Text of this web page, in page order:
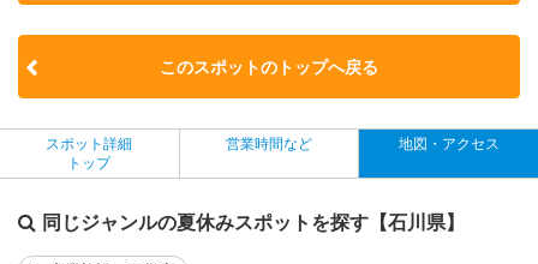
このスポットのトップへ戻る
スポット詳細
トップ
営業時間など 地図・アクセス
同じジャンルの夏休みスポットを探す【石川県】